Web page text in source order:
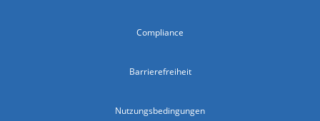
Compliance
Barrierefreiheit
Nutzungsbedingungen